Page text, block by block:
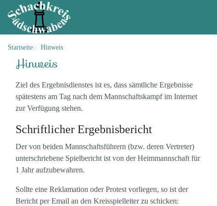
Startseite Hinweis
Hinweis
Ziel des Ergebnisdienstes ist es, dass sämtliche Ergebnisse
spätestens am Tag nach dem Mannschaftskampf im Internet
zur Verfügung stehen.
Schriftlicher Ergebnisbericht
Der von beiden Mannschaftsführern (bzw. deren Vertreter)
unterschriebene Spielbericht ist von der Heimmannschaft für
1 Jahr aufzubewahren.
Sollte eine Reklamation oder Protest vorliegen, so ist der
Bericht per Email an den Kreisspielleiter zu schicken: